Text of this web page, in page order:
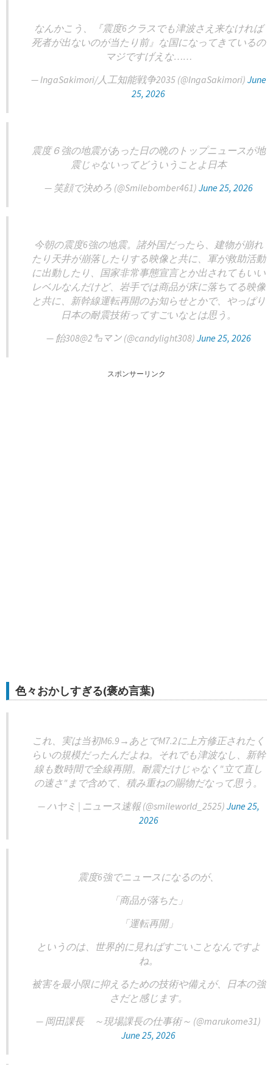
なんかこう、『震度6クラスでも津波さえ来なければ
死者が出ないのが当たり前』な国になってきているの
マジですげえな……
— IngaSakimori/人工知能戦争2035 (@IngaSakimori) June
25, 2026
震度６強の地震があった日の晩のトップニュースが地
震じゃないってどういうことよ日本
— 笑顔で決めろ (@Smilebomber461) June 25, 2026
今朝の震度6強の地震。諸外国だったら、建物が崩れ
たり天井が崩落したりする映像と共に、軍が救助活動
に出動したり、国家非常事態宣言とか出されてもいい
レベルなんだけど、岩手では商品が床に落ちてる映像
と共に、新幹線運転再開のお知らせとかで、やっぱり
日本の耐震技術ってすごいなとは思う。
— 飴308@2㌔マン (@candylight308) June 25, 2026
スポンサーリンク
色々おかしすぎる(褒め言葉)
これ、実は当初M6.9→あとでM7.2に上方修正されたく
らいの規模だったんだよね。それでも津波なし、新幹
線も数時間で全線再開。耐震だけじゃなく"立て直し
の速さ"まで含めて、積み重ねの賜物だなって思う。
— ハヤミ | ニュース速報 (@smileworld_2525) June 25,
2026
震度6強でニュースになるのが、
「商品が落ちた」
「運転再開」
というのは、世界的に見ればすごいことなんですよ
ね。
被害を最小限に抑えるための技術や備えが、日本の強
さだと感じます。
— 岡田課長 ～現場課長の仕事術～ (@marukome31)
June 25, 2026